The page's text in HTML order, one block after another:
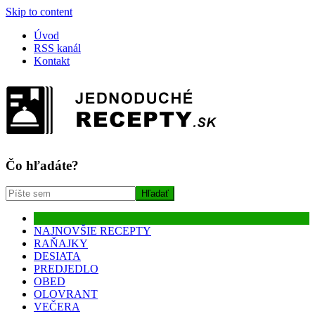
Skip to content
Úvod
RSS kanál
Kontakt
Čo hľadáte?
NAJNOVŠIE RECEPTY
RAŇAJKY
DESIATA
PREDJEDLO
OBED
OLOVRANT
VEČERA